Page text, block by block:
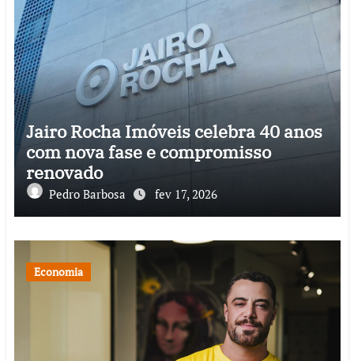
Jairo Rocha Imóveis celebra 40 anos
com nova fase e compromisso
renovado
Pedro Barbosa fev 17, 2026
Economia